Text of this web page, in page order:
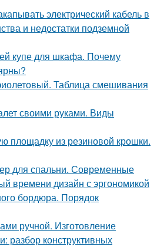
электрический кабель в
и недостатки подземной
купе для шкафа. Почему
Таблица смешивания
своими руками. Виды
площадку из резиновой крошки.
для спальни. Современные
времени дизайн с эргономикой
бордюра. Порядок
ручной. Изготовление
разбор конструктивных